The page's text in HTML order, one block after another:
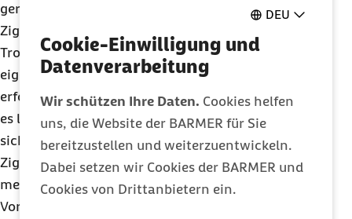
DEU
Cookie-Einwilligung und
Datenverarbeitung
Wir schützen Ihre Daten. Cookies helfen
uns, die Website der BARMER für Sie
bereitzustellen und weiterzuentwickeln.
Dabei setzen wir Cookies der BARMER und
Cookies von Drittanbietern ein.
geringen Dosis, und der „Kick-Effekt“, den das
Zigarettenrauchen auslöst, bleibt aus.
Trotz aller medizinischen Hilfsmittel bleibt der
eigene Wille die wichtigste Stellschraube für einen
erfolgreichen Rauchstopp. Mit ein paar Tricks fällt
es leichter, dabeizubleiben. Zunächst sollte man
sich ein festes Datum setzen, an dem man die
Zigaretten und weitere Tabakerzeugnisse nicht
mehr anrührt, und Freunden vom eigenen
Vorhaben berichten, um den Druck ein wenig zu